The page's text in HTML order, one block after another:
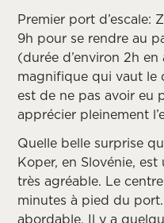
Premier port d’escale:
9h pour se rendre au
(durée d’environ 2h
magnifique qui vaut le
est de ne pas avoir eu
apprécier pleinement
Quelle belle surprise
Koper, en Slovénie,
très agréable. Le
minutes à pied du
abordable. Il y a